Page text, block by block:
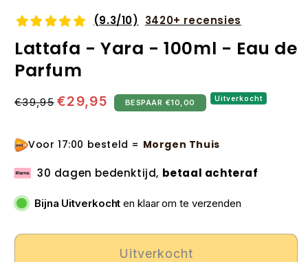
(9.3/10) 3420+ recensies
Lattafa - Yara - 100ml - Eau de
Parfum
Normale
prijs
€39,95 Aanbiedingsprijs
€29,95 BESPAAR €10,00 Uitverkocht
Voor 17:00 besteld = Morgen Thuis
30 dagen bedenktijd, betaal achteraf
Bijna Uitverkocht en klaar om te verzenden
Uitverkocht